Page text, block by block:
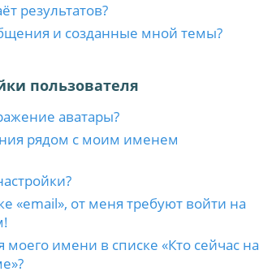
результатов?
и созданные мной темы?
пользователя
аватары?
рядом с моим именем
«email», от меня требуют войти на
имени в списке «Кто сейчас на